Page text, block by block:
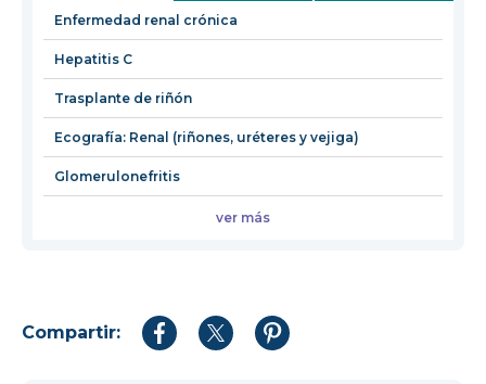
ventana
Enfermedad renal crónica
Hepatitis C
Trasplante de riñón
Ecografía: Renal (riñones, uréteres y vejiga)
Glomerulonefritis
ver más
Compartir:
CompartirCompartirCompartir